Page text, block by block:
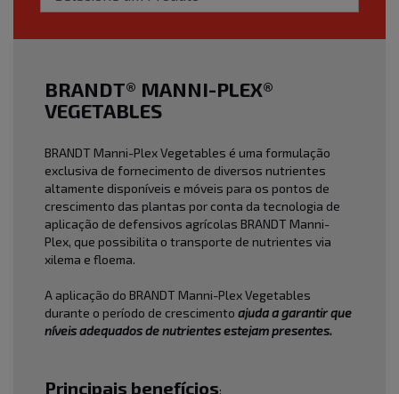
BRANDT® MANNI-PLEX®
VEGETABLES
BRANDT Manni-Plex Vegetables é uma formulação
exclusiva de fornecimento de diversos nutrientes
altamente disponíveis e móveis para os pontos de
crescimento das plantas por conta da tecnologia de
aplicação de defensivos agrícolas BRANDT Manni-
Plex, que possibilita o transporte de nutrientes via
xilema e floema.
A aplicação do BRANDT Manni-Plex Vegetables
durante o período de crescimento ajuda a garantir que
níveis adequados de nutrientes estejam presentes.
Principais benefícios: